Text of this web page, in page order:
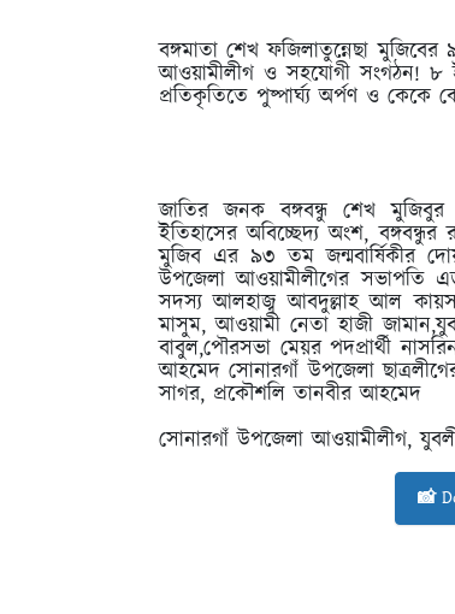
বঙ্গমাতা শেখ ফজিলাতুন্নেছা
আওয়ামীলীগ ও সহযোগী সংগঠন! ৮ ই
প্রতিকৃতিতে পুষ্পার্ঘ্য অর্পণ ও কেকে
জাতির জনক বঙ্গবন্ধু শেখ মুজিবুর
ইতিহাসের অবিচ্ছেদ্য অংশ,
মুজিব এর ৯৩ তম জন্মবার্ষিকীর
উপজেলা আওয়ামীলীগের সভাপতি
সদস্য আলহাজ্ব আবদুল্লাহ আল
মাসুম, আওয়ামী নেতা হাজী
বাবুল,পৌরসভা মেয়র পদপ্রার্থী
আহমেদ সোনারগাঁ উপজেলা
সাগর, প্রকৌশলি তানবীর আহমেদ
সোনারগাঁ উপজেলা আওয়ামীলীগ,
📸